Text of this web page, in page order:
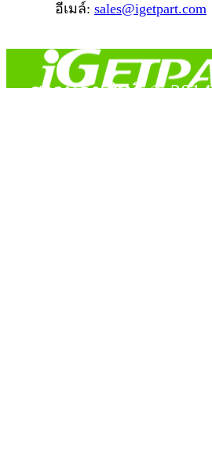
อีเมล์: sales@igetpart.com
สงวนลิขสิทธิ์ © 2014